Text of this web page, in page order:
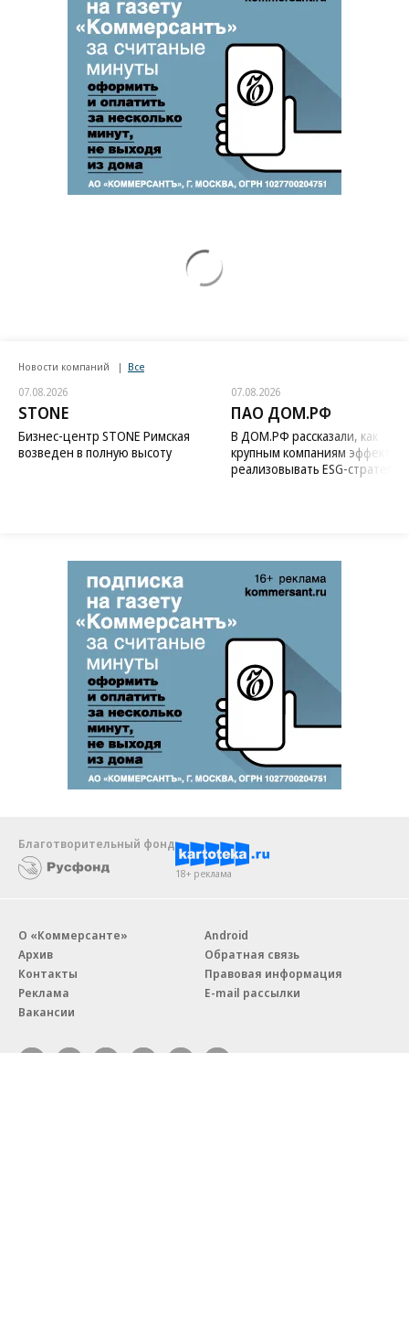
Новости компаний Все
07.08.2026
STONE
Бизнес-центр STONE Римская
возведен в полную высоту
07.08.2026
ПАО ДОМ.РФ
В ДОМ.РФ рассказали, как
крупным компаниям
реализовывать ESG-стратегию
Благотворительный фонд
18+ реклама
О «Коммерсанте»
Архив
Контакты
Реклама
Вакансии
Android
Обратная связь
Правовая информация
E-mail рассылки